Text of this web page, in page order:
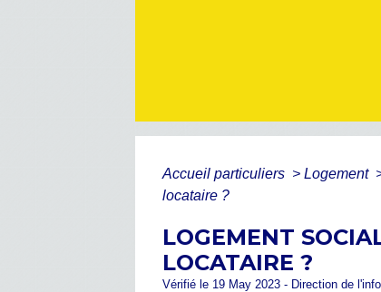
Accueil particuliers > Logement
locataire ?
LOGEMENT
LOCATAIRE ?
Vérifié le 19 May 2023 - Direction de